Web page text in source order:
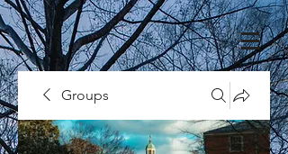
Groups